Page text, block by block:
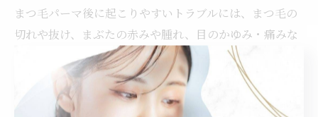
まつ毛パーマ後に起こりやすいトラブルには、まつ毛の
切れや抜け、まぶたの赤みや腫れ、目のかゆみ・痛みな
どが挙げられます。これらは薬剤の刺激や施術時の負担
が主な原因です。
トラブルが起きた場合は、すぐに目元を清潔にし、刺激